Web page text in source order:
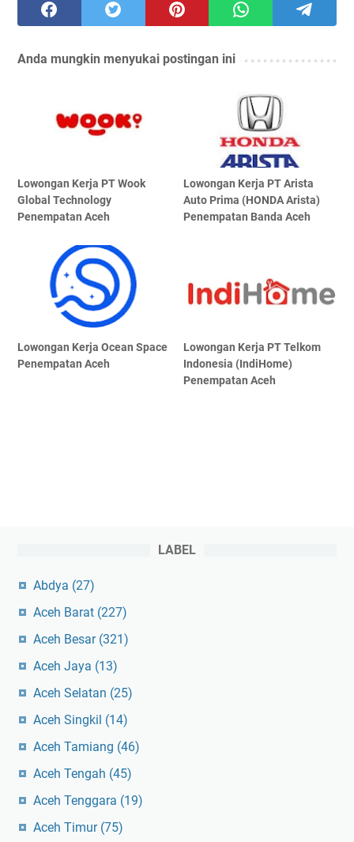
Anda mungkin menyukai postingan ini
Lowongan Kerja PT Wook
Global Technology
Penempatan Aceh
Lowongan Kerja PT Arista
Auto Prima (HONDA Arista)
Penempatan Banda Aceh
Lowongan Kerja Ocean Space
Penempatan Aceh
Lowongan Kerja PT Telkom
Indonesia (IndiHome)
Penempatan Aceh
LABEL
Abdya (27)
Aceh Barat (227)
Aceh Besar (321)
Aceh Jaya (13)
Aceh Selatan (25)
Aceh Singkil (14)
Aceh Tamiang (46)
Aceh Tengah (45)
Aceh Tenggara (19)
Aceh Timur (75)